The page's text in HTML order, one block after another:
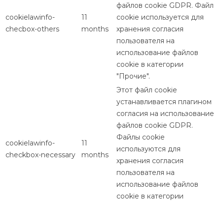
cookielawinfo-
checbox-others
11
months
файлов cookie GDPR. Файл
cookie используется для
хранения согласия
пользователя на
использование файлов
cookie в категории
"Прочие".
cookielawinfo-
checkbox-necessary
11
months
Этот файл cookie
устанавливается плагином
согласия на использование
файлов cookie GDPR.
Файлы cookie
используются для
хранения согласия
пользователя на
использование файлов
cookie в категории